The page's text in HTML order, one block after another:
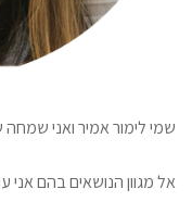
שמי לימור אמיר ואני
אל מגוון הנושאים בהם